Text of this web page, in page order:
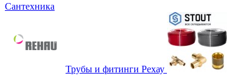
Сантехника
Трубы и фитинги Рехау